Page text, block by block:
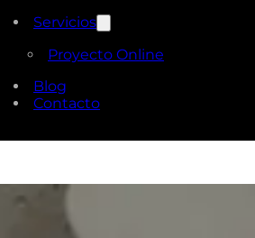
Servicios
Proyecto Online
Blog
Contacto